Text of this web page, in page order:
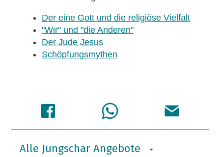
Der eine Gott und die religiöse Vielfalt
"Wir" und "die Anderen"
Der Jude Jesus
Schöpfungsmythen
Alle Jungschar Angebote